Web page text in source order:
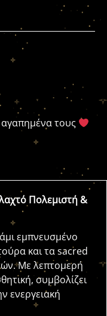
τους
Πολεμιστή &
εμπνευσμένο
και τα sacred
Με λεπτομερή
συμβολίζει
ενεργειακή